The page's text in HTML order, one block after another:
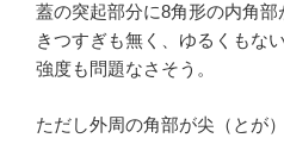
蓋の突起部分に8角形の内角部
きつすぎも無く、ゆるくもな
強度も問題なさそう。
ただし外周の角部が尖（とが